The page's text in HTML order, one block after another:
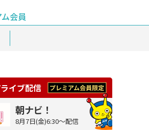
会員
イブ配信
朝ナビ！
8月7日(金)6:30～配信